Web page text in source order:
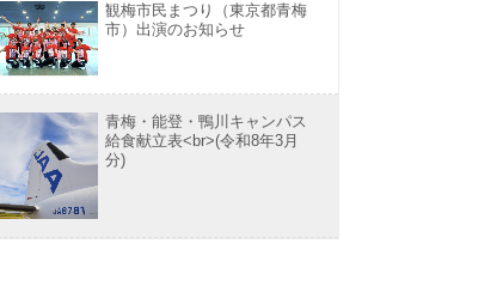
観梅市民まつり（東京都青梅
市）出演のお知らせ
青梅・能登・鴨川キャンパス
給食献立表<br>(令和8年3月
分)